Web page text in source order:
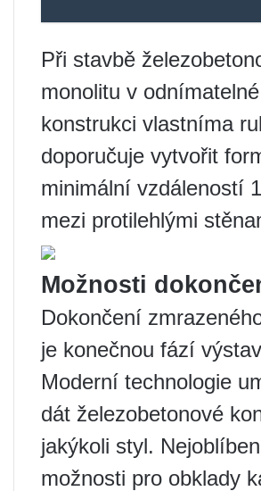
Při stavbě
monolitu v
konstrukci vlastníma
doporučuje vytvořit
minimální vzdáleností
mezi protilehlými
Možnosti
Dokončení
je konečnou fází
Moderní technologie
dát železobetonové
jakýkoli styl.
možnosti pro obklady